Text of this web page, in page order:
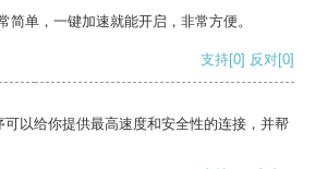
简单，一键加速就能开启，非常方便。
支持[0] 反对[0]
以给你提供最高速度和安全性的连接，并帮